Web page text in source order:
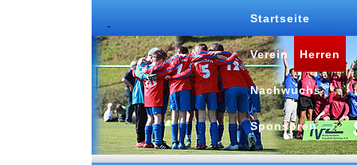
Startseite
Verein Herren
Nachwuchs
Sponsoren